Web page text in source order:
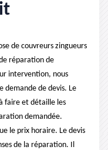
de couvreurs zingueurs
réparation de
intervention, nous
demande de devis. Le
faire et détaille les
demandée.
le prix horaire. Le devis
de la réparation. Il